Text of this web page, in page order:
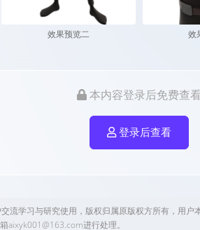
效果预览二 效
本内容登录后免费查看
登录后查看
流学习与研究使用，版权归属原版权方所有，用
aixyk001@163.com进行处理。